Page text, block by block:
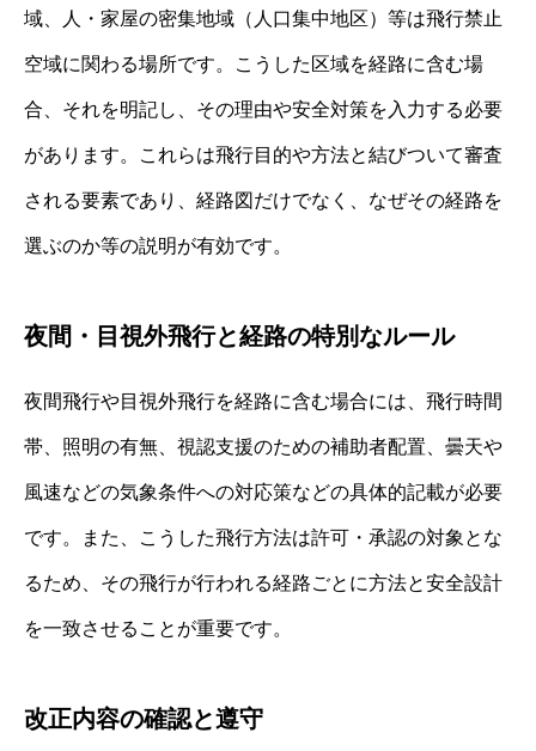
域、人・家屋の密集地域（人口集中地区）等は飛行禁止
空域に関わる場所です。こうした区域を経路に含む場
合、それを明記し、その理由や安全対策を入力する必要
があります。これらは飛行目的や方法と結びついて審査
される要素であり、経路図だけでなく、なぜその経路を
選ぶのか等の説明が有効です。
夜間・目視外飛行と経路の特別なルール
夜間飛行や目視外飛行を経路に含む場合には、飛行時間
帯、照明の有無、視認支援のための補助者配置、曇天や
風速などの気象条件への対応策などの具体的記載が必要
です。また、こうした飛行方法は許可・承認の対象とな
るため、その飛行が行われる経路ごとに方法と安全設計
を一致させることが重要です。
改正内容の確認と遵守